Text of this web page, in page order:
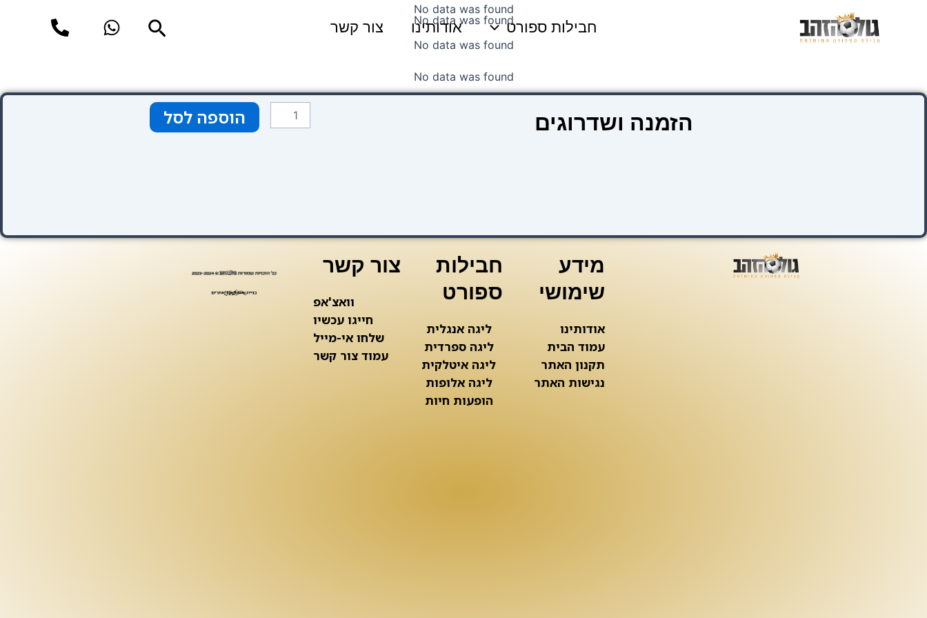
חבילות ספורט אודותינו צור קשר חיפוש
No data was found
No data was found
No data was found
No data was found
הזמנה ושדרוגים
כמות
של
הוספה לסל
מידע
שימושי
אודותינו
עמוד הבית
תקנון האתר
נגישות האתר
חבילות
ספורט
ליגה אנגלית
ליגה ספרדית
ליגה איטלקית
ליגה אלופות
הופעות חיות
צור קשר
וואצ'אפ
חייגו עכשיו
שלחו אי-מייל
עמוד צור קשר